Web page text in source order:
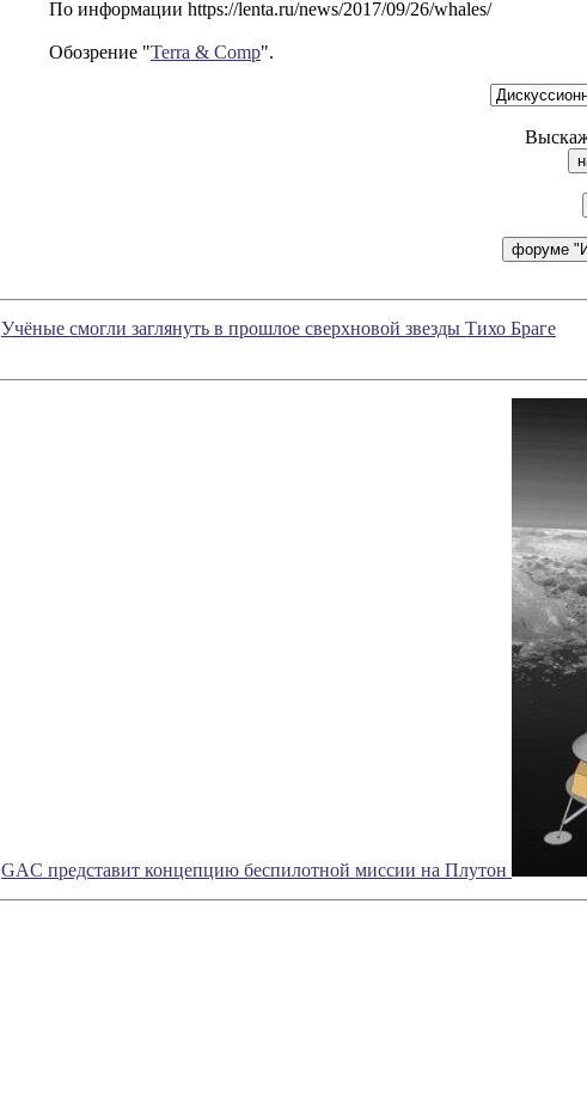
По информации https://lenta.ru/news/2017/09/26/whales/
Обозрение "Terra & Comp".
Учёные смогли заглянуть в прошлое сверхновой звезды Тихо Браге
GAC представит концепцию беспилотной миссии на Плутон